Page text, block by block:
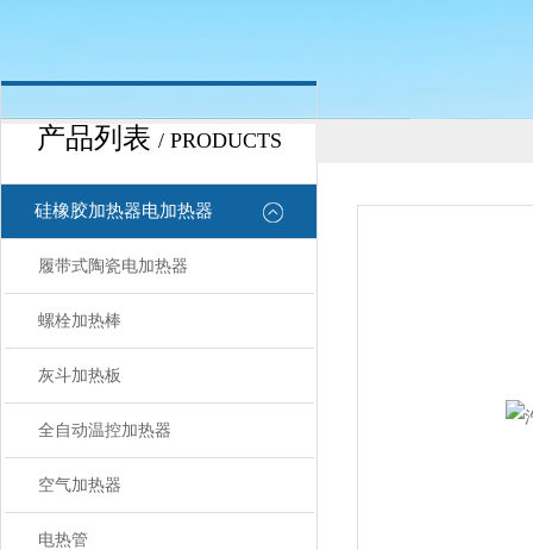
产品列表 / PRODUCTS
硅橡胶加热器电加热器
履带式陶瓷电加热器
螺栓加热棒
灰斗加热板
全自动温控加热器
空气加热器
电热管